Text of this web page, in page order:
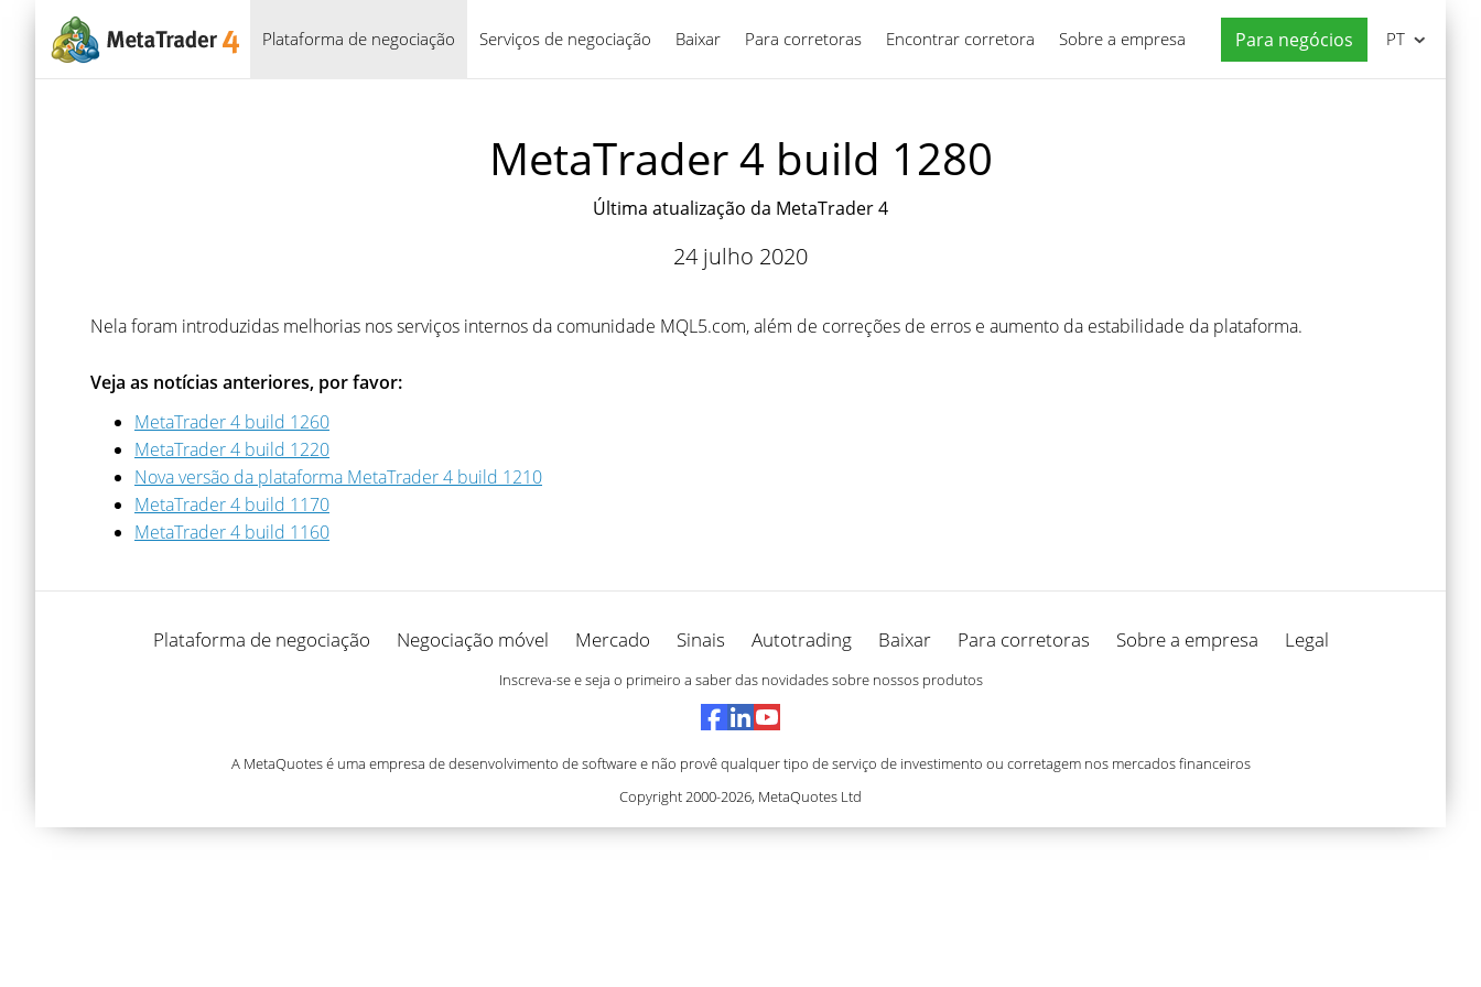
Plataforma de negociação Serviços de negociação Baixar Para corretoras Encontrar corretora Sobre a empresa Para negócios
Português PT
MetaTrader 4 build 1280
Última atualização da MetaTrader 4
24 julho 2020
Nela foram introduzidas melhorias nos serviços internos da comunidade MQL5.com, além de correções de erros e aumento da estabilidade da plataforma.
Veja as notícias anteriores, por favor:
MetaTrader 4 build 1260
MetaTrader 4 build 1220
Nova versão da plataforma MetaTrader 4 build 1210
MetaTrader 4 build 1170
MetaTrader 4 build 1160
Plataforma de negociação Negociação móvel Mercado Sinais Autotrading Baixar Para corretoras Sobre a empresa Legal
Inscreva-se e seja o primeiro a saber das novidades sobre nossos produtos
A MetaQuotes é uma empresa de desenvolvimento de software e não provê qualquer tipo de serviço de investimento ou corretagem nos mercados financeiros
Copyright 2000-2026, MetaQuotes Ltd